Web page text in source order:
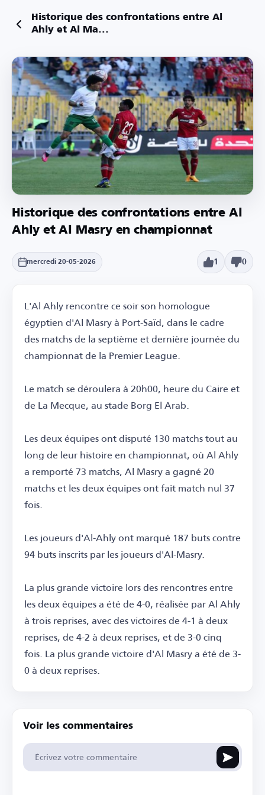
Historique des confrontations entre Al
Ahly et Al Ma...
Historique des confrontations entre Al
Ahly et Al Masry en championnat
mercredi 20-05-2026 1 0
L'Al Ahly rencontre ce soir son homologue
égyptien d'Al Masry à Port-Saïd, dans le cadre
des matchs de la septième et dernière journée du
championnat de la Premier League.
Le match se déroulera à 20h00, heure du Caire et
de La Mecque, au stade Borg El Arab.
Les deux équipes ont disputé 130 matchs tout au
long de leur histoire en championnat, où Al Ahly
a remporté 73 matchs, Al Masry a gagné 20
matchs et les deux équipes ont fait match nul 37
fois.
Les joueurs d'Al-Ahly ont marqué 187 buts contre
94 buts inscrits par les joueurs d'Al-Masry.
La plus grande victoire lors des rencontres entre
les deux équipes a été de 4-0, réalisée par Al Ahly
à trois reprises, avec des victoires de 4-1 à deux
reprises, de 4-2 à deux reprises, et de 3-0 cinq
fois. La plus grande victoire d'Al Masry a été de 3-
0 à deux reprises.
Voir les commentaires